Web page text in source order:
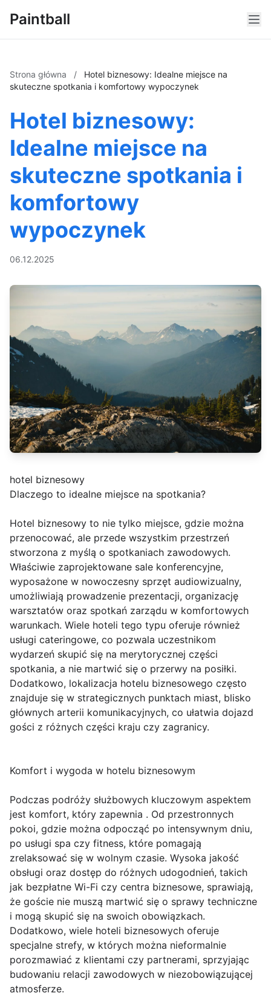
Paintball
Strona główna /
Hotel biznesowy: Idealne miejsce na
skuteczne spotkania i komfortowy wypoczynek
Hotel biznesowy:
Idealne miejsce na
skuteczne spotkania i
komfortowy
wypoczynek
06.12.2025
hotel biznesowy
Dlaczego to idealne miejsce na spotkania?
Hotel biznesowy to nie tylko miejsce, gdzie można
przenocować, ale przede wszystkim przestrzeń
stworzona z myślą o spotkaniach zawodowych.
Właściwie zaprojektowane sale konferencyjne,
wyposażone w nowoczesny sprzęt audiowizualny,
umożliwiają prowadzenie prezentacji, organizację
warsztatów oraz spotkań zarządu w komfortowych
warunkach. Wiele hoteli tego typu oferuje również
usługi cateringowe, co pozwala uczestnikom
wydarzeń skupić się na merytorycznej części
spotkania, a nie martwić się o przerwy na posiłki.
Dodatkowo, lokalizacja hotelu biznesowego często
znajduje się w strategicznych punktach miast, blisko
głównych arterii komunikacyjnych, co ułatwia dojazd
gości z różnych części kraju czy zagranicy.
Komfort i wygoda w hotelu biznesowym
Podczas podróży służbowych kluczowym aspektem
jest komfort, który zapewnia . Od przestronnych
pokoi, gdzie można odpocząć po intensywnym dniu,
po usługi spa czy fitness, które pomagają
zrelaksować się w wolnym czasie. Wysoka jakość
obsługi oraz dostęp do różnych udogodnień, takich
jak bezpłatne Wi-Fi czy centra biznesowe, sprawiają,
że goście nie muszą martwić się o sprawy techniczne
i mogą skupić się na swoich obowiązkach.
Dodatkowo, wiele hoteli biznesowych oferuje
specjalne strefy, w których można nieformalnie
porozmawiać z klientami czy partnerami, sprzyjając
budowaniu relacji zawodowych w niezobowiązującej
atmosferze.